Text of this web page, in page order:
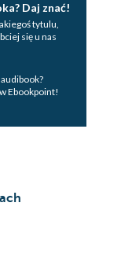
Daj znać!
tytulu,
się u nas
audibook?
Ebookpoint!